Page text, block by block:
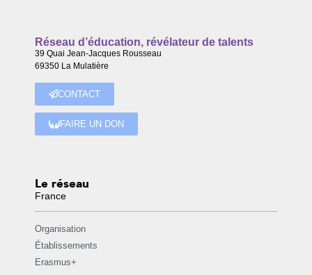
Réseau d’éducation, révélateur de talents
39 Quai Jean-Jacques Rousseau
69350 La Mulatière
CONTACT
FAIRE UN DON
Le réseau
France
Organisation
Établissements
Erasmus+